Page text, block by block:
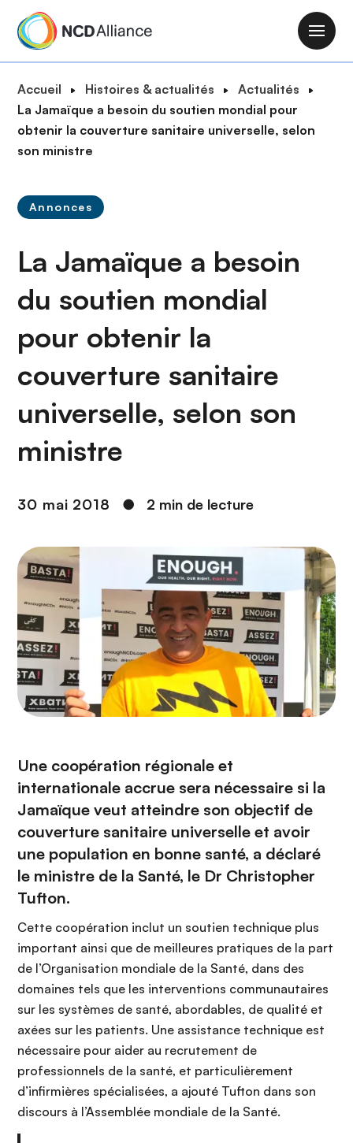
M
a
n
i
F
i
l
d
r
a
n
e
Accueil Histoires & actualités
Actualités
La Jamaïque a besoin du soutien mondial pour
obtenir la couverture sanitaire universelle, selon
son ministre
Annonces
La Jamaïque a besoin
du soutien mondial
pour obtenir la
couverture sanitaire
universelle, selon son
ministre
30 mai 2018 ● 2 min de lecture
Une coopération régionale et
internationale accrue sera nécessaire si la
Jamaïque veut atteindre son objectif de
couverture sanitaire universelle et avoir
une population en bonne santé, a déclaré
le ministre de la Santé, le Dr Christopher
Tufton.
Cette coopération inclut un soutien technique plus
important ainsi que de meilleures pratiques de la part
de l’Organisation mondiale de la Santé, dans des
domaines tels que les interventions communautaires
sur les systèmes de santé, abordables, de qualité et
axées sur les patients. Une assistance technique est
nécessaire pour aider au recrutement de
professionnels de la santé, et particulièrement
d’infirmières spécialisées, a ajouté Tufton dans son
discours à l’Assemblée mondiale de la Santé.